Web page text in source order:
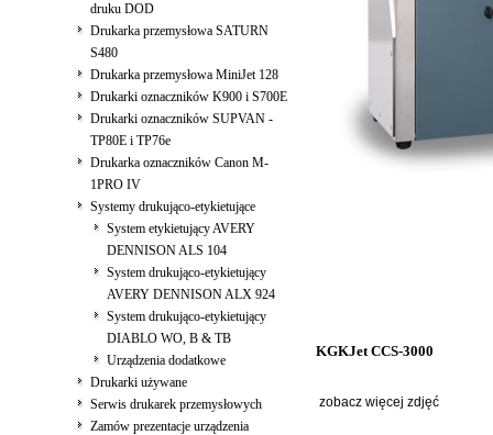
druku DOD
Drukarka przemysłowa SATURN
S480
Drukarka przemysłowa MiniJet 128
Drukarki oznaczników K900 i S700E
Drukarki oznaczników SUPVAN -
TP80E i TP76e
Drukarka oznaczników Canon M-
1PRO IV
Systemy drukująco-etykietujące
System etykietujący AVERY
DENNISON ALS 104
System drukująco-etykietujący
AVERY DENNISON ALX 924
System drukująco-etykietujący
DIABLO WO, B & TB
Urządzenia dodatkowe
Drukarki używane
Serwis drukarek przemysłowych
Zamów prezentacje urządzenia
KGKJet CCS-3000
zobacz więcej zdjęć